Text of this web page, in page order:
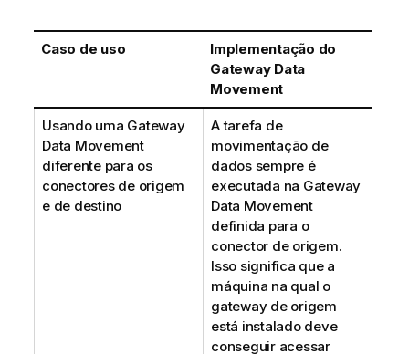
Caso de uso
Implementação do
Gateway Data
Movement
Usando uma Gateway
Data Movement
diferente para os
conectores de origem
e de destino
A tarefa de
movimentação de
dados sempre é
executada na Gateway
Data Movement
definida para o
conector de origem.
Isso significa que a
máquina na qual o
gateway de origem
está instalado deve
conseguir acessar